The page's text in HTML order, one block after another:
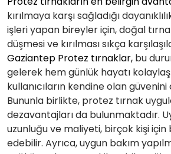
kırılmaya karşı sağladığı
işleri yapan bireyler için, doğal
düşmesi ve kırılması sıkça
Gaziantep Protez tırnaklar, bu
gelerek hem günlük hayatı
kullanıcıların kendine olan
Bununla birlikte, protez tırnak
dezavantajları da bulunmaktadır.
uzunluğu ve maliyeti, birçok kişi
edebilir. Ayrıca, uygun bakım